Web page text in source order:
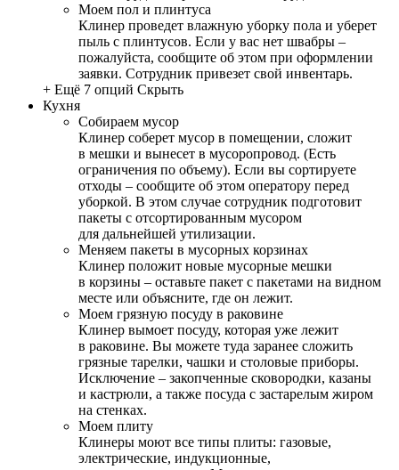
Моем пол и плинтуса
Клинер проведет влажную уборку пола и уберет
пыль с плинтусов. Если у вас нет швабры –
пожалуйста, сообщите об этом при оформлении
заявки. Сотрудник привезет свой инвентарь.
+ Ещё 7 опций Скрыть
Кухня
Собираем мусор
Клинер соберет мусор в помещении, сложит
в мешки и вынесет в мусоропровод. (Есть
ограничения по объему). Если вы сортируете
отходы – сообщите об этом оператору перед
уборкой. В этом случае сотрудник подготовит
пакеты с отсортированным мусором
для дальнейшей утилизации.
Меняем пакеты в мусорных корзинах
Клинер положит новые мусорные мешки
в корзины – оставьте пакет с пакетами на видном
месте или объясните, где он лежит.
Моем грязную посуду в раковине
Клинер вымоет посуду, которая уже лежит
в раковине. Вы можете туда заранее сложить
грязные тарелки, чашки и столовые приборы.
Исключение – закопченные сковородки, казаны
и кастрюли, а также посуда с застарелым жиром
на стенках.
Моем плиту
Клинеры моют все типы плиты: газовые,
электрические, индукционные,